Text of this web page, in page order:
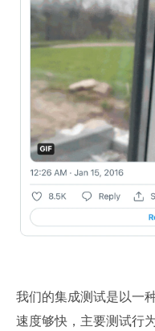
我们的集成测试是以一
速度够快，主要测试行